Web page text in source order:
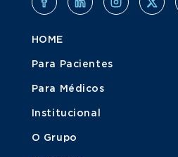
HOME
Para Pacientes
Para Médicos
Institucional
O Grupo